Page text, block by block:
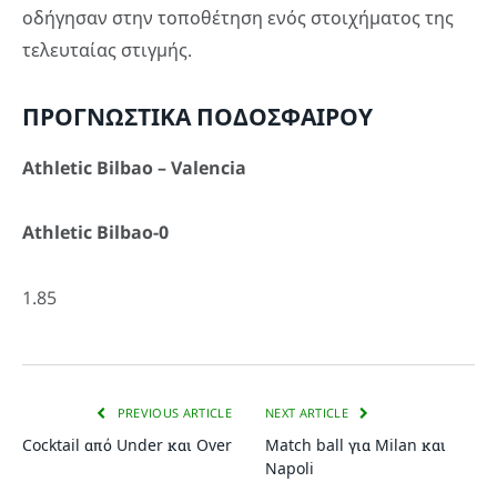
οδήγησαν στην τοποθέτηση ενός στοιχήματος της
τελευταίας στιγμής.
ΠΡΟΓΝΩΣΤΙΚΑ ΠΟΔΟΣΦΑΙΡΟΥ
Athletic Bilbao – Valencia
Athletic Bilbao-0
1.85
PREVIOUS ARTICLE
Cocktail από Under και Over
NEXT ARTICLE
Match ball για Milan και
Napoli